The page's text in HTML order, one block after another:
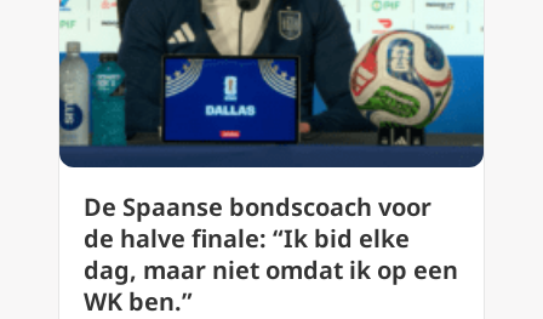
De Spaanse bondscoach voor
de halve finale: “Ik bid elke
dag, maar niet omdat ik op een
WK ben.”